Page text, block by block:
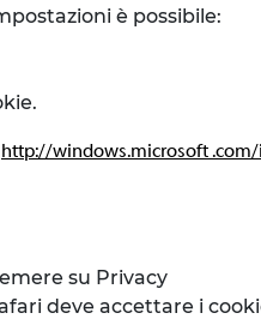
è possibile:
http://windows.microsoft
su Privacy
deve accettare i